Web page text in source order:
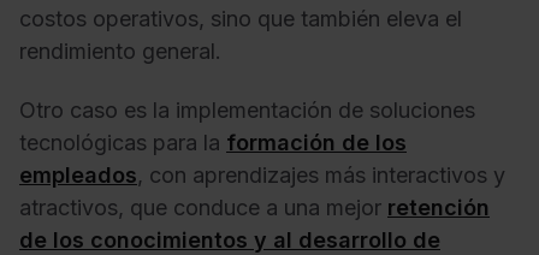
costos operativos, sino que también eleva el
rendimiento general.
Otro caso es la implementación de soluciones
tecnológicas para la formación de los
empleados, con aprendizajes más interactivos y
atractivos, que conduce a una mejor retención
de los conocimientos y al desarrollo de